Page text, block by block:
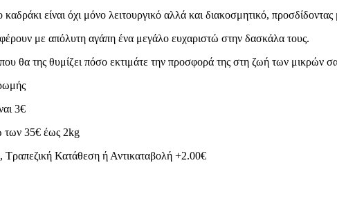
είναι όχι μόνο λειτουργικό αλλά και διακοσμητικό,
με απόλυτη αγάπη ένα μεγάλο ευχαριστώ στην δασκάλα τους.
θα της θυμίζει πόσο εκτιμάτε την προσφορά της στη ζωή των μικρών
3€
των 35€ έως 2kg
Τραπεζική Κατάθεση ή Αντικαταβολή +2.00€